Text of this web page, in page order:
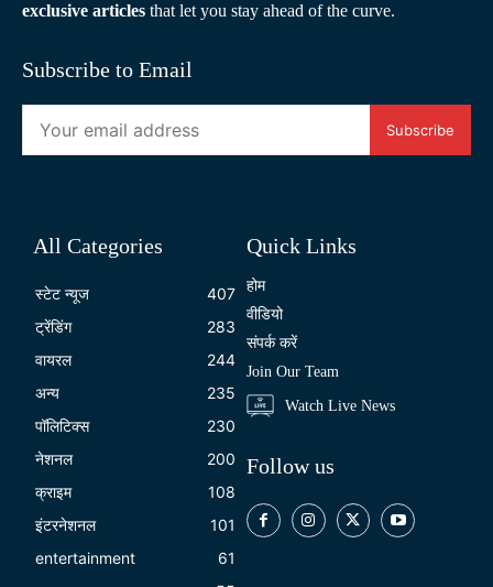
exclusive articles that let you stay ahead of the curve.
Subscribe to Email
Subscribe
All Categories
स्टेट न्यूज
407
ट्रेंडिंग
283
वायरल
244
अन्य
235
पॉलिटिक्स
230
नेशनल
200
क्राइम
108
इंटरनेशनल
101
entertainment
61
Quick Links
होम
वीडियो
संपर्क करें
Join Our Team
Watch Live News
Follow us